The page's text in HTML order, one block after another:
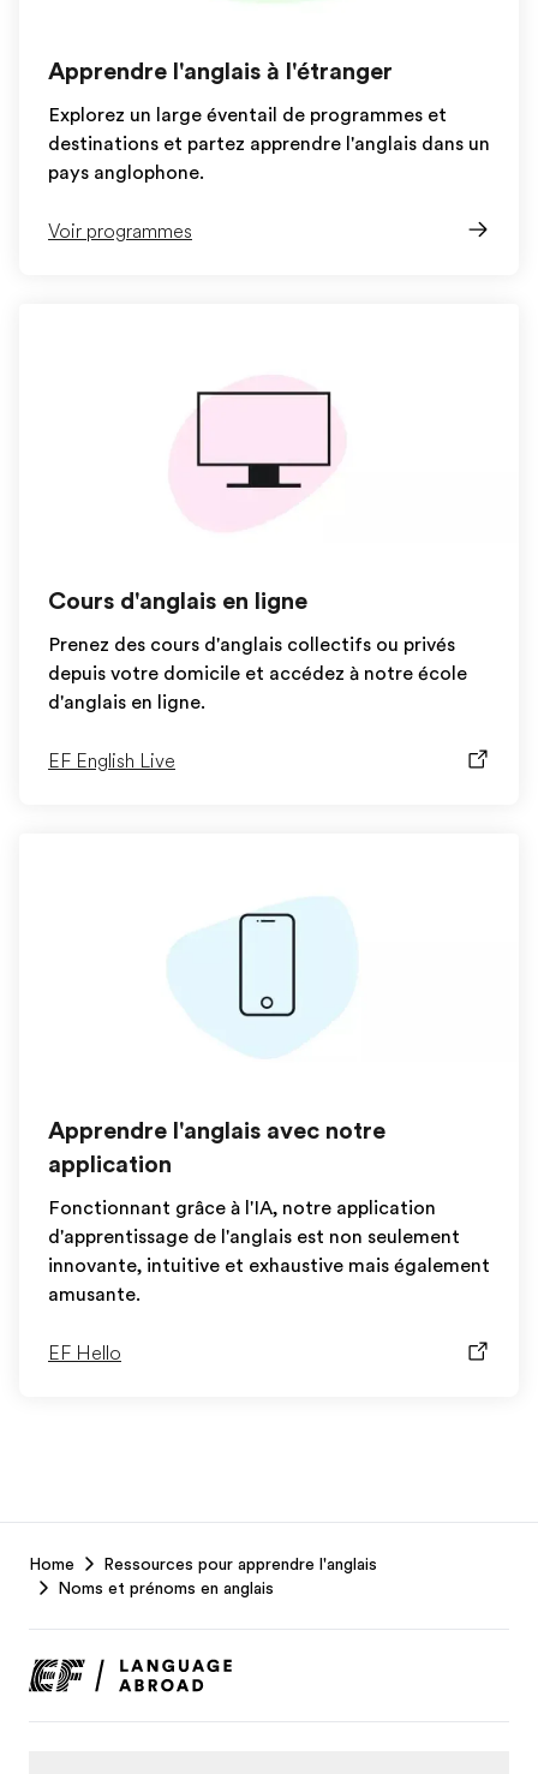
Apprendre l'anglais à l'étranger
Explorez un large éventail de programmes et
destinations et partez apprendre l'anglais dans un
pays anglophone.
Voir programmes
Cours d'anglais en ligne
Prenez des cours d'anglais collectifs ou privés
depuis votre domicile et accédez à notre école
d'anglais en ligne.
EF English Live
Apprendre l'anglais avec notre
application
Fonctionnant grâce à l'IA, notre application
d'apprentissage de l'anglais est non seulement
innovante, intuitive et exhaustive mais également
amusante.
EF Hello
Footer
Home
Ressources pour apprendre l'anglais
Noms et prénoms en anglais